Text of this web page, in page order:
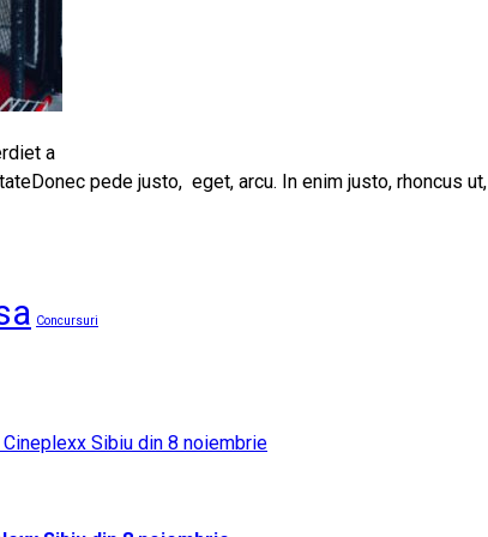
a
pede justo, eget, arcu. In enim justo, rhoncus
Concursuri